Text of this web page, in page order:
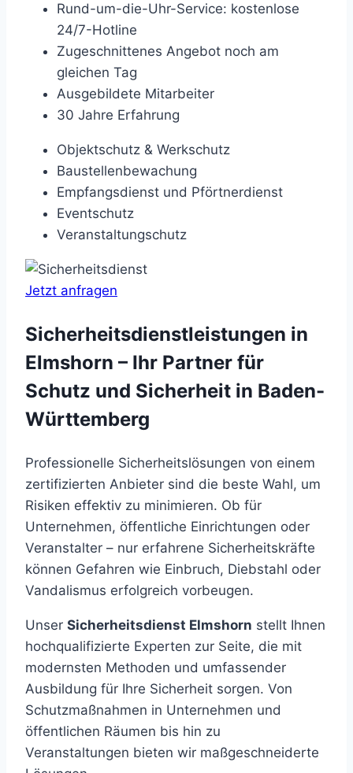
Rund-um-die-Uhr-Service: kostenlose
24/7-Hotline
Zugeschnittenes Angebot noch am
gleichen Tag
Ausgebildete Mitarbeiter
30 Jahre Erfahrung
Objektschutz & Werkschutz
Baustellenbewachung
Empfangsdienst und Pförtnerdienst
Eventschutz
Veranstaltungschutz
Jetzt anfragen
Sicherheitsdienstleistungen in
Elmshorn – Ihr Partner für
Schutz und Sicherheit in Baden-
Württemberg
Professionelle Sicherheitslösungen von einem
zertifizierten Anbieter sind die beste Wahl, um
Risiken effektiv zu minimieren. Ob für
Unternehmen, öffentliche Einrichtungen oder
Veranstalter – nur erfahrene Sicherheitskräfte
können Gefahren wie Einbruch, Diebstahl oder
Vandalismus erfolgreich vorbeugen.
Unser Sicherheitsdienst Elmshorn stellt Ihnen
hochqualifizierte Experten zur Seite, die mit
modernsten Methoden und umfassender
Ausbildung für Ihre Sicherheit sorgen. Von
Schutzmaßnahmen in Unternehmen und
öffentlichen Räumen bis hin zu
Veranstaltungen bieten wir maßgeschneiderte